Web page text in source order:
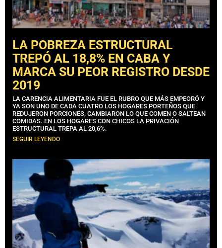
LA POBREZA ESTRUCTURAL
TREPÓ AL 18,8% EN CABA Y
MARCA SU PEOR REGISTRO DESDE
2019
LA CARENCIA ALIMENTARIA FUE EL RUBRO QUE MÁS EMPEORÓ Y
YA SON UNO DE CADA CUATRO LOS HOGARES PORTEÑOS QUE
REDUJERON PORCIONES, CAMBIARON LO QUE COMEN O SALTEAN
COMIDAS. EN LOS HOGARES CON CHICOS LA PRIVACIÓN
ESTRUCTURAL TREPA AL 20,6%.
SEGUIR LEYENDO